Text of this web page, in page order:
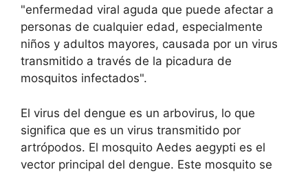
"enfermedad viral aguda que puede afectar a
personas de cualquier edad, especialmente
niños y adultos mayores, causada por un virus
transmitido a través de la picadura de
mosquitos infectados".
El virus del dengue es un arbovirus, lo que
significa que es un virus transmitido por
artrópodos. El mosquito Aedes aegypti es el
vector principal del dengue. Este mosquito se